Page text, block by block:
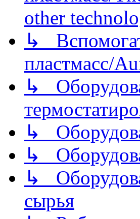
other
↳
пластмасс/
↳
↳
↳
↳
сырья